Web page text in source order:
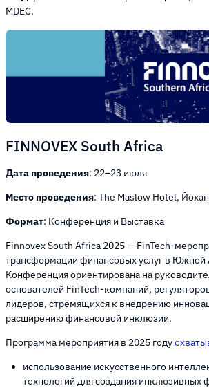
MDEC.
FINNOVEX South Africa
Дата проведения: 22–23 июля
Место проведения: The Maslow Hotel,
Формат: Конференция и Выставка
Finnovex South Africa 2025 — FinTech-
трансформации финансовых услуг в
Конференция ориентирована на
основателей FinTech-компаний,
лидеров, стремящихся к внедрению
расширению финансовой инклюзии.
Программа мероприятия в 2025 году
использование искусственного
технологий для создания инклюзивных